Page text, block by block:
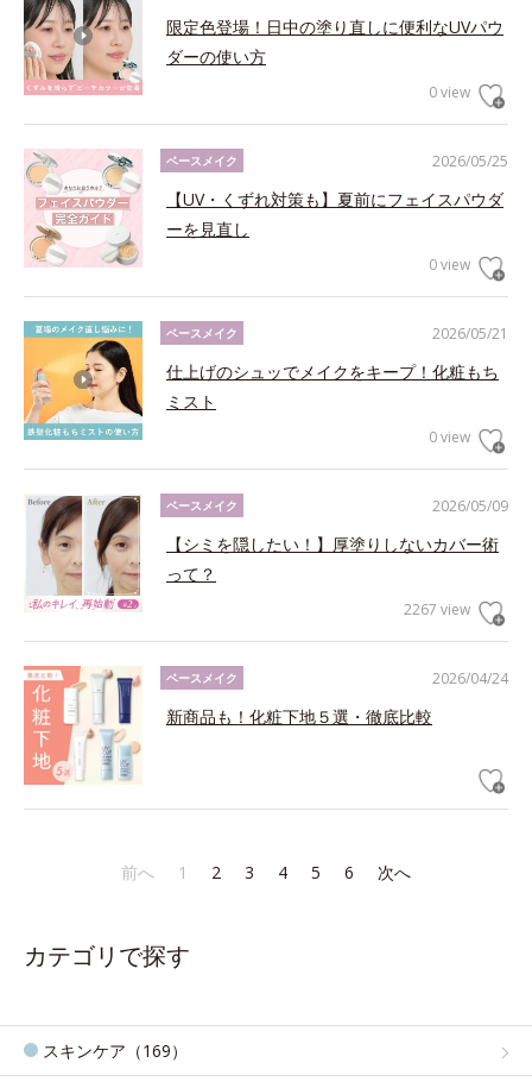
限定色登場！日中の塗り直しに便利なUVパウ
ダーの使い方
0 view
2026/05/25
ベースメイク
【UV・くずれ対策も】夏前にフェイスパウダ
ーを見直し
0 view
2026/05/21
ベースメイク
仕上げのシュッでメイクをキープ！化粧もち
ミスト
0 view
2026/05/09
ベースメイク
【シミを隠したい！】厚塗りしないカバー術
って？
2267 view
2026/04/24
ベースメイク
新商品も！化粧下地５選・徹底比較
前へ 1 2 3 4 5 6 次へ
カテゴリで探す
スキンケア（169）